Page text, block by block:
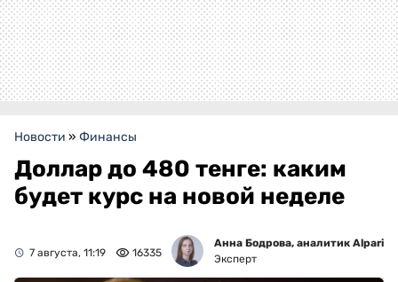
Новости » Финансы
Доллар до 480 тенге: каким
будет курс на новой неделе
7 августа, 11:19 16335
Анна Бодрова, аналитик Alpari
Эксперт